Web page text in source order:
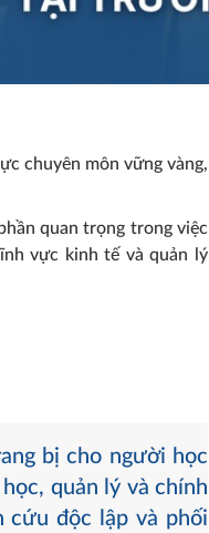
chuyên môn vững vàng,
quan trọng trong việc
vực kinh tế và quản lý
bị cho người học
quản lý và chính
cứu độc lập và phối